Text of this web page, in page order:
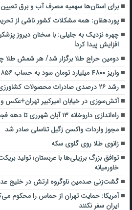
برای استان‌ها سهمیه مصرف آب و برق
پوردهقان: همه مشکلات کشور ناشی از
چهره نزدیک به جلیلی: با سخنان دیروز
افزایش پیدا کرد!
دومین حراج طلا برگزار شد/ هر شمش طلا
واریز ۴۸۰۰ میلیارد تومان سود به حساب ۸۵۶ هزار سهام‌دار
رشد ۲۶ درصدی صادرات محصولات کشاورزی در نیمه اول امسال
آتش‌سوزی در خیابان امیرکبیر تهران+عکس و
راه‌اندازی داروخانه ۱۳ آبان شهرری تا دهه فجر
مجوز واردات واکسن زگیل تناسلی صادر شد
زانوی طلا روی گلوی سکه
توافق بزرگ برزیلی‌ها با عربستان؛ تولید
خاورمیانه
گشت‌زنی صدمین ناوگروه ارتش در ‌خلیج
آمریکا: حمایت تهران از حماس را محکوم
ایران سفر نکنند